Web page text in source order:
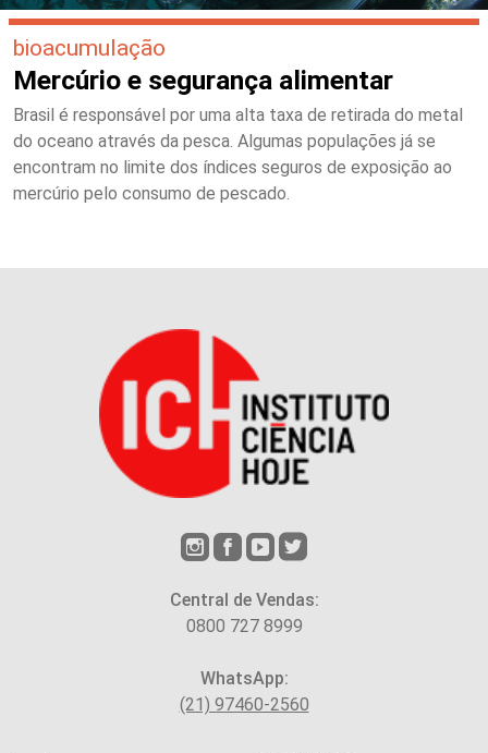
bioacumulação
Mercúrio e segurança alimentar
Brasil é responsável por uma alta taxa de retirada do metal
do oceano através da pesca. Algumas populações já se
encontram no limite dos índices seguros de exposição ao
mercúrio pelo consumo de pescado.
Central de Vendas:
0800 727 8999
WhatsApp:
(21) 97460-2560